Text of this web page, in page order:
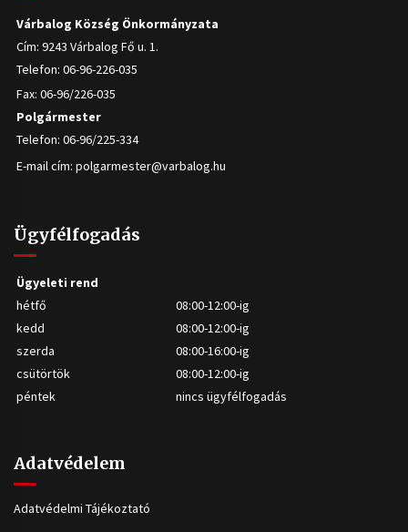
Várbalog Község Önkormányzata
Cím: 9243 Várbalog Fő u. 1.
Telefon: 06-96-226-035
Fax: 06-96/226-035
Polgármester
Telefon: 06-96/225-334
E-mail cím: polgarmester@varbalog.hu
Ügyfélfogadás
Ügyeleti rend
hétfő
08:00-12:00-ig
kedd
08:00-12:00-ig
szerda
08:00-16:00-ig
csütörtök
08:00-12:00-ig
péntek
nincs ügyfélfogadás
Adatvédelem
Adatvédelmi Tájékoztató